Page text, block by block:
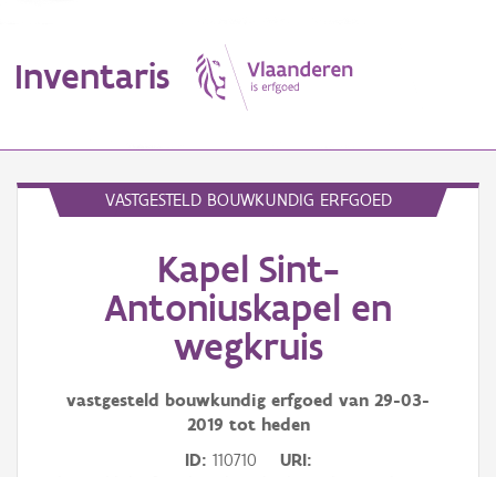
Inventaris
Aanduidingsobject
VASTGESTELD BOUWKUNDIG ERFGOED
Kapel Sint-
Antoniuskapel en
wegkruis
vastgesteld bouwkundig erfgoed van 29-03-
2019 tot heden
ID 110710
URI